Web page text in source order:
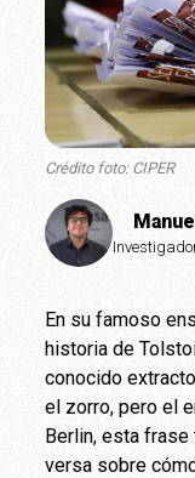
Crédito foto: CIPER
En su famoso
historia de
conocido
el zorro, pero el
Berlin, esta
versa sobre